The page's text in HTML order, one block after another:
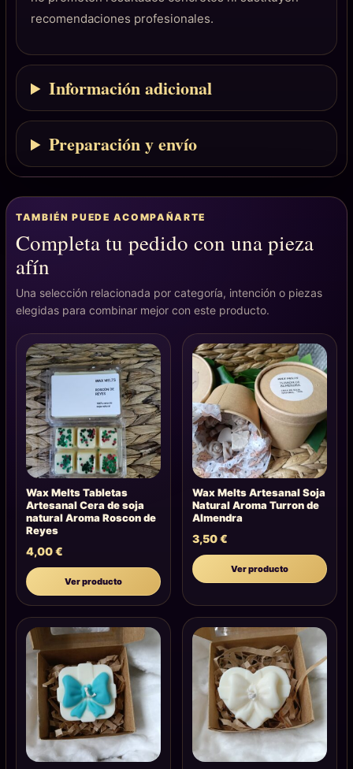
recomendaciones profesionales.
Información adicional
Preparación y envío
TAMBIÉN PUEDE ACOMPAÑARTE
Completa tu pedido con una pieza
afín
Una selección relacionada por categoría, intención o piezas
elegidas para combinar mejor con este producto.
Wax Melts Tabletas
Artesanal Cera de soja
natural Aroma Roscon de
Reyes
4,00€
Ver producto
Wax Melts Artesanal Soja
Natural Aroma Turron de
Almendra
3,50€
Ver producto